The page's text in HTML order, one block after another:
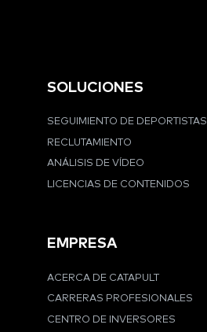
SOLUCIONES
SEGUIMIENTO DE DEPORTISTAS
RECLUTAMIENTO
ANÁLISIS DE VÍDEO
LICENCIAS DE CONTENIDOS
EMPRESA
ACERCA DE CATAPULT
CARRERAS PROFESIONALES
CENTRO DE INVERSORES